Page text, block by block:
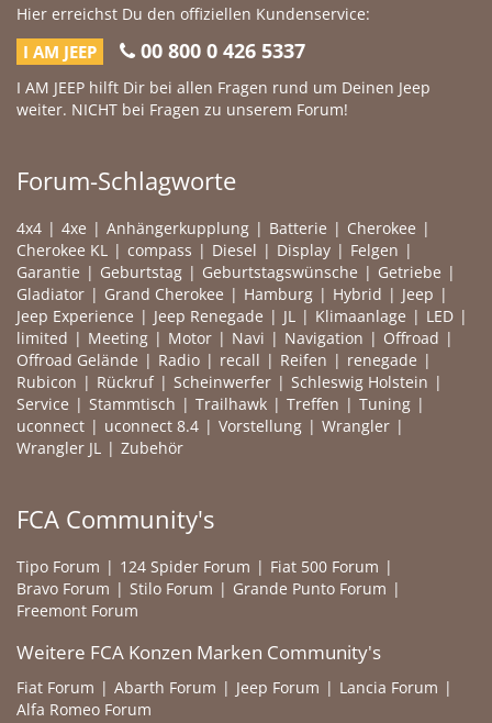
Hier erreichst Du den offiziellen Kundenservice:
I AM JEEP 00 800 0 426 5337
I AM JEEP hilft Dir bei allen Fragen rund um Deinen Jeep
weiter. NICHT bei Fragen zu unserem Forum!
Forum-Schlagworte
4x4 4xe Anhängerkupplung Batterie
Cherokee
Cherokee KL
compass Diesel Display
Felgen
Garantie
Geburtstag Geburtstagswünsche
Getriebe
Gladiator
Grand Cherokee Hamburg Hybrid
Jeep
Jeep Experience
Jeep Renegade JL Klimaanlage
LED
limited
Meeting Motor Navi Navigation
Offroad
Offroad Gelände
Radio recall Reifen
renegade
Rubicon
Rückruf Scheinwerfer
Schleswig Holstein
Service
Stammtisch Trailhawk Treffen
Tuning
uconnect
uconnect 8.4 Vorstellung
Wrangler
Wrangler JL
Zubehör
FCA Community's
Tipo Forum 124 Spider Forum
Fiat 500 Forum
Bravo Forum
Stilo Forum
Grande Punto Forum
Freemont Forum
Weitere FCA Konzen Marken Community's
Fiat Forum Abarth Forum Jeep Forum
Lancia Forum
Alfa Romeo Forum